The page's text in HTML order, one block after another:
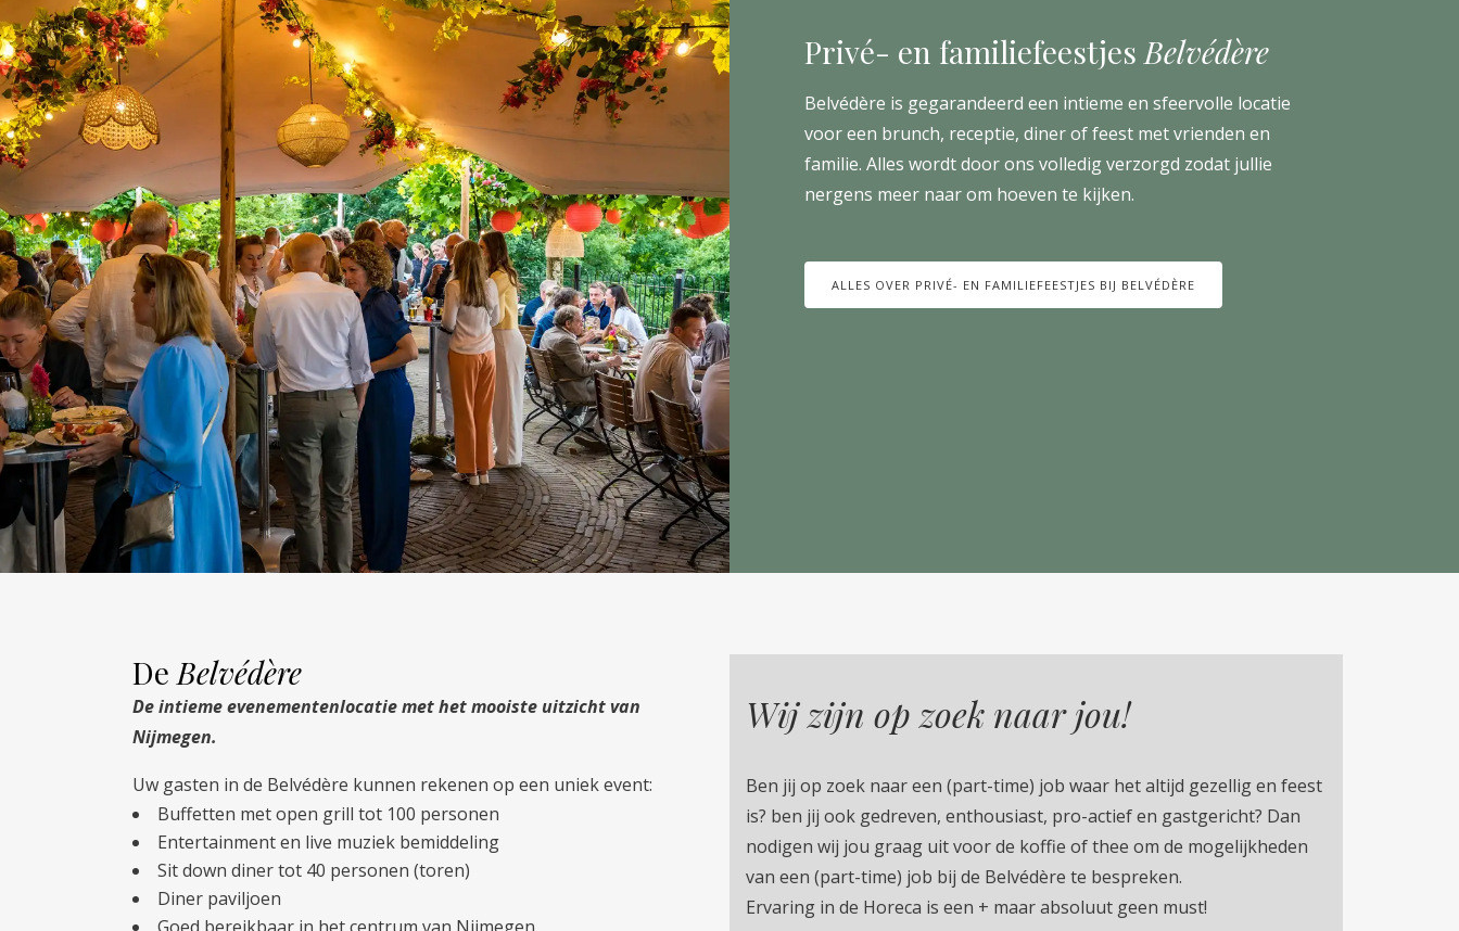
Privé- en familiefeestjes Belvédère
Belvédère is gegarandeerd een intieme en sfeervolle locatie
voor een brunch, receptie, diner of feest met vrienden en
familie. Alles wordt door ons volledig verzorgd zodat jullie
nergens meer naar om hoeven te kijken.
ALLES OVER PRIVÉ- EN FAMILIEFEESTJES BIJ BELVÉDÈRE
De Belvédère
De intieme evenementenlocatie met het mooiste uitzicht van
Nijmegen.
Uw gasten in de Belvédère kunnen rekenen op een uniek event:
Buffetten met open grill tot 100 personen
Entertainment en live muziek bemiddeling
Sit down diner tot 40 personen (toren)
Diner paviljoen
Wij zijn op zoek naar jou!
Ben jij op zoek naar een (part-time) job waar het altijd gezellig en feest
is? ben jij ook gedreven, enthousiast, pro-actief en gastgericht? Dan
nodigen wij jou graag uit voor de koffie of thee om de mogelijkheden
van een (part-time) job bij de Belvédère te bespreken.
Ervaring in de Horeca is een + maar absoluut geen must!